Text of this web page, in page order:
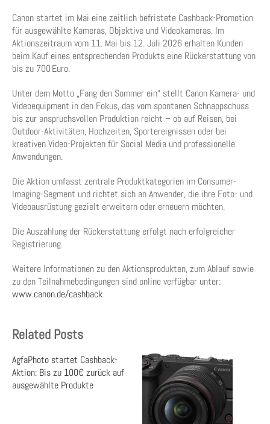
Canon startet im Mai eine zeitlich befristete Cashback-Promotion
für ausgewählte Kameras, Objektive und Videokameras. Im
Aktionszeitraum vom 11. Mai bis 12. Juli 2026 erhalten Kunden
beim Kauf eines entsprechenden Produkts eine Rückerstattung von
bis zu 700 Euro.
Unter dem Motto „Fang den Sommer ein“ stellt Canon Kamera- und
Videoequipment in den Fokus, das vom spontanen Schnappschuss
bis zur anspruchsvollen Produktion reicht – ob auf Reisen, bei
Outdoor-Aktivitäten, Hochzeiten, Sportereignissen oder bei
kreativen Video-Projekten für Social Media und professionelle
Anwendungen.
Die Aktion umfasst zentrale Produktkategorien im Consumer-
Imaging-Segment und richtet sich an Anwender, die ihre Foto- und
Videoausrüstung gezielt erweitern oder erneuern möchten.
Die Auszahlung der Rückerstattung erfolgt nach erfolgreicher
Registrierung.
Weitere Informationen zu den Aktionsprodukten, zum Ablauf sowie
zu den Teilnahmebedingungen sind online verfügbar unter:
www.canon.de/cashback
Related Posts
AgfaPhoto startet Cashback-
Aktion: Bis zu 100€ zurück auf
ausgewählte Produkte